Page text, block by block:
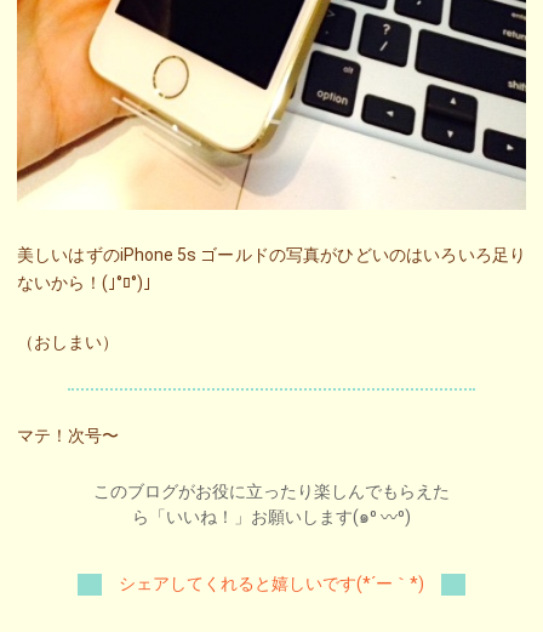
美しいはずのiPhone 5s ゴールドの写真がひどいのはいろいろ足り
ないから！(｣°ﾛ°)｣
（おしまい）
マテ！次号〜
このブログがお役に立ったり楽しんでもらえた
ら「いいね！」お願いします(๑⁰ 〰⁰)
シェアしてくれると嬉しいです(*´ー｀*)